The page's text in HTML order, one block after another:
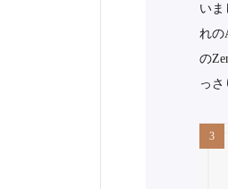
いま
れの
の
っ